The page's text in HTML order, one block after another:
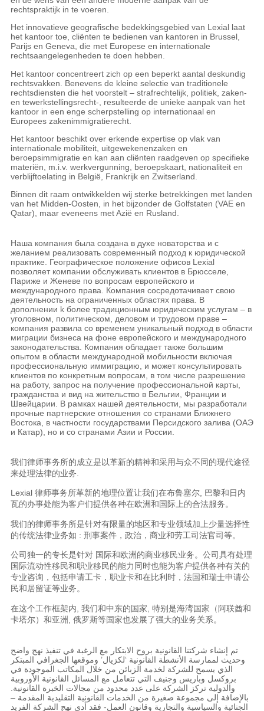
rechtspraktijk in te voeren.
Het innovatieve geografische bedekkingsgebied van Lexial laat
het kantoor toe, cliënten te bedienen van kantoren in Brussel,
Parijs en Geneva, die met Europese en internationale
rechtsaangelegenheden te doen hebben.
Het kantoor concentreert zich op een beperkt aantal deskundig
rechtsvakken. Benevens de kleine selectie van traditionele
rechtsdiensten die het voorstelt – strafrechtelijk, politiek, zaken-
en tewerkstellingsrecht-, resulteerde de unieke aanpak van het
kantoor in een enge scherpstelling op internationaal en
Europees zakenimmigratierecht.
Het kantoor beschikt over erkende expertise op vlak van
internationale mobiliteit, uitgewekenenzaken en
beroepsimmigratie en kan aan cliënten raadgeven op specifieke
materiën, m.i.v. werkvergunning, beroepskaart, nationaliteit en
verblijftoelating in België, Frankrijk en Zwitserland.
Binnen dit raam ontwikkelden wij sterke betrekkingen met landen
van het Midden-Oosten, in het bijzonder de Golfstaten (VAE en
Qatar), maar eveneens met Azië en Rusland.
Наша компания была создана в духе новаторства и с
желанием реализовать современный подход к юридической
практике. Географическое положение офисов Lexial
позволяет компании обслуживать клиентов в Брюсселе,
Париже и Женеве по вопросам европейского и
международного права. Компания сосредотачивает свою
деятельность на ограниченных областяx права. В
дополнении k более традиционным юридическим услугам – в
уголовном, политическом, деловом и трудовом праве –
компания развила со временем уникальный подход в облaсти
миграции бизнеса на фоне европейского и международного
законодательства. Компания обладает также большим
опытом в области международной мобильности включая
профессиональную иммиграцию, и может консультировать
клиентов по конкретным вопросам, в том числе разрешение
на работу, запрос на получение профессиональной карты,
гражданства и вид на жительство в Бельгии, Франции и
Швейцарии. В рамках нашей деятельности, мы разработали
прочные партнерские отношения со странами Ближнего
Востока, в частности государствами Персидского залива (ОАЭ
и Катар), но и со странами Азии и России.
我们律师事务所的成立是以革新的精神和采用与众不同的现代途径
来处理法律的业务.
Lexial 律师事务所革新的地理位置让我们在布鲁塞尔, 巴黎和日内
瓦的办事处能为客户们提供各种在欧洲和国际上的合法服务。
我们的律师事务所是针对有限量的地区和专业领域加上少量选择性
的传统法律业务如 : 刑事案件，政治，商业和劳工司法官司等。
公司独一的专长是针对 国际和欧洲的商业移民业务。公司具有处理
国际流动性移民和职业移民的能力同时也能为客户提供各种有关的
专业咨询，包括申请工卡，职业卡和在比利时，法国和瑞士申请公
民和居留证等业务。
在这个工作框架内, 我们和中东的国家, 特别是海湾国家（阿联酋和
卡塔尔）和亚洲, 俄罗斯等国家也发展了强大的业务关系。
تم إنشاء شركتنا القانونية بروح الابتكار مع الرغبة في تنفيذ نهج واضح
وحديث لممارسة الأنشطة القانونية ‘لكزيال’ وموقعها الجغرافي المبتكر
الذي يسمح للشركة لخدمة الزبائن من خلال المكاتب الموجودة في
بروكسل وباريس وجنيف التي تتعامل مع المسائل القانونية الأوروبية
والدولية تركز الشركة على عدد محدود من مجالات الخبرة القانونية.
بالإضافة إلى مجموعة صغيرة من الخدمات القانونية التقليدية المقدمة –
الجنائية والسياسية والتجارية وقانون العمل- فقد أدى نهج الشركة الفريد